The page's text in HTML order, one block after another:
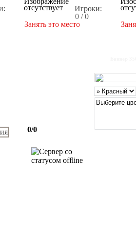
Игроки:
0 / 0
Занять это место
0/0